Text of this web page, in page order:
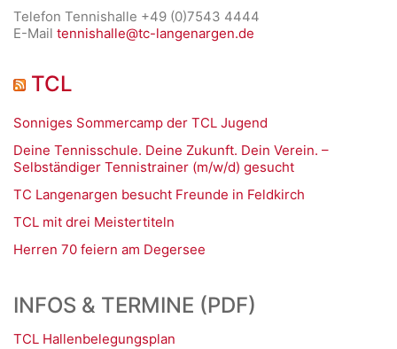
Telefon Tennishalle +49 (0)7543 4444
E-Mail tennishalle@tc-langenargen.de
TCL
Sonniges Sommercamp der TCL Jugend
Deine Tennisschule. Deine Zukunft. Dein Verein. –
Selbständiger Tennistrainer (m/w/d) gesucht
TC Langenargen besucht Freunde in Feldkirch
TCL mit drei Meistertiteln
Herren 70 feiern am Degersee
INFOS & TERMINE (PDF)
TCL Hallenbelegungsplan